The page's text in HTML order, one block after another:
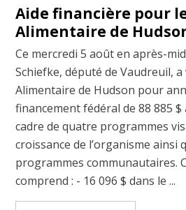
Aide financière pour
Alimentaire de
Ce mercredi 5 août en après-
Schiefke, député de Vaudreuil,
Alimentaire de Hudson pour
financement fédéral de 88 885 $
cadre de quatre programmes
croissance de l’organisme ainsi
programmes communautaires.
comprend : - 16 096 $ dans le ...